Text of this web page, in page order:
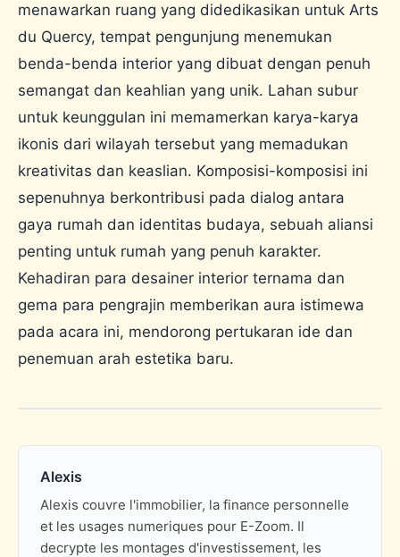
menawarkan ruang yang didedikasikan untuk Arts
du Quercy, tempat pengunjung menemukan
benda-benda interior yang dibuat dengan penuh
semangat dan keahlian yang unik. Lahan subur
untuk keunggulan ini memamerkan karya-karya
ikonis dari wilayah tersebut yang memadukan
kreativitas dan keaslian. Komposisi-komposisi ini
sepenuhnya berkontribusi pada dialog antara
gaya rumah dan identitas budaya, sebuah aliansi
penting untuk rumah yang penuh karakter.
Kehadiran para desainer interior ternama dan
gema para pengrajin memberikan aura istimewa
pada acara ini, mendorong pertukaran ide dan
penemuan arah estetika baru.
Alexis
Alexis couvre l'immobilier, la finance personnelle
et les usages numeriques pour E-Zoom. Il
decrypte les montages d'investissement, les